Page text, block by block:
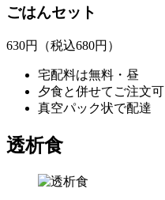
ごはんセット
630円 （税込680円）
宅配料は無料・昼
夕食と併せてご注文可
真空パック状で配達
透析食